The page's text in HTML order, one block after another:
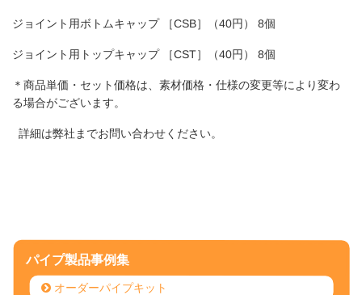
ジョイント用ボトムキャップ ［CSB］（40円） 8個
ジョイント用トップキャップ ［CST］（40円） 8個
＊商品単価・セット価格は、素材価格・仕様の変更等により変わ
る場合がございます。
詳細は弊社までお問い合わせください。
パイプ製品事例集
オーダーパイプキット